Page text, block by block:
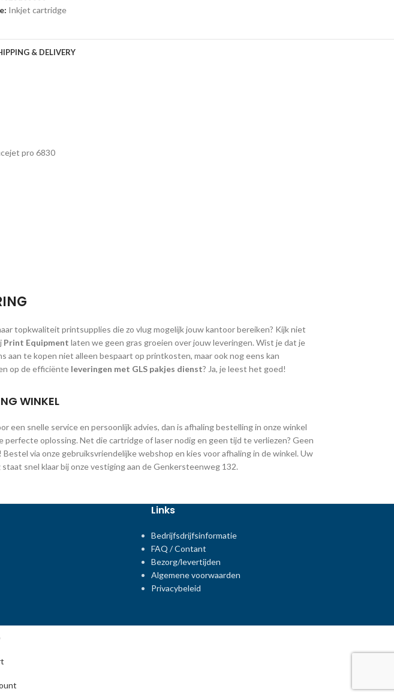
Inkjet cartridge
& DELIVERY
pro 6830
topkwaliteit printsupplies die zo vlug mogelijk jouw kantoor bereiken? Kijk niet
Print Equipment laten we geen gras groeien over jouw leveringen. Wist je dat je
aan te kopen niet alleen bespaart op printkosten, maar ook nog eens kan
op de efficiënte leveringen met GLS pakjes dienst? Ja, je leest het goed!
WINKEL
een snelle service en persoonlijk advies, dan is afhaling bestelling in onze winkel
perfecte oplossing. Net die cartridge of laser nodig en geen tijd te verliezen? Geen
Bestel via onze gebruiksvriendelijke webshop en kies voor afhaling in de winkel. Uw
snel klaar bij onze vestiging aan de Genkersteenweg 132.
Links
Bedrijfsdrijfsinformatie
FAQ / Contant
Bezorg/levertijden
Algemene voorwaarden
Privacybeleid